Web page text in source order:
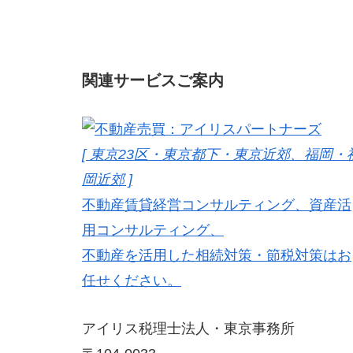
関連サービスご案内
[ 東京23区・東京都下・東京近郊、福岡・
岡近郊 ]
不動産賃貸経営コンサルティング、資産活
用コンサルティング、
不動産を活用した相続対策・節税対策はお
任せください。
アイリス税理士法人・東京事務所